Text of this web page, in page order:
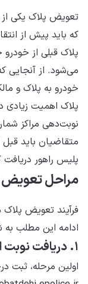
تعویض پلاک یکی
که باید پیش از
پلاک قبلی از
می‌شود. از آنجایی
خودرو به پلاک و
پلاک اهمیت زیادی
نوبت‌دهی مراکز
متقاضیان باید
پلیس راهور دریافت
مراحل تعویض
ادامه این مطلب
۱. دریافت نوبت اینترنتی
اولین مرحله، ثبت